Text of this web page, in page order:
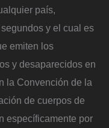
país,
y el cual es
emiten los
y desaparecidos en
la Convención de la
de cuerpos de
específicamente por